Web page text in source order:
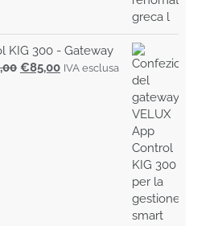
KIG 300 - Gateway
Il
€85,00IlIVA esclusa